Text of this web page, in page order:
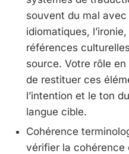
souvent du mal
idiomatiques,
références
source. Votre rôle
de restituer ces
l’intention et le ton
langue cible.
Cohérence
vérifier la cohérence